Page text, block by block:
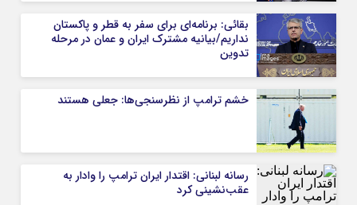
بقائی: برنامه‌ای برای سفر به قطر و پاکستان
نداریم/بیانیه مشترک ایران و عمان در مرحله
تدوین
خشم ترامپ از نظرسنجی‌ها: جعلی هستند
رسانه لبنانی: اقتدار ایران ترامپ را وادار به
عقب‌نشینی کرد